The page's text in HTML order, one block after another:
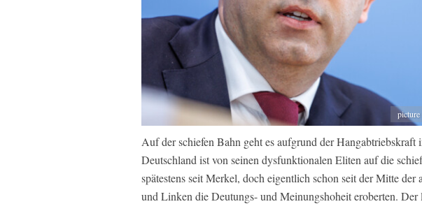
picture
Auf der schiefen Bahn geht es aufgrund der Hangabtriebskraft
Deutschland ist von seinen dysfunktionalen Eliten auf die
spätestens seit Merkel, doch eigentlich schon seit der Mitte der
und Linken die Deutungs- und Meinungshoheit eroberten. Der